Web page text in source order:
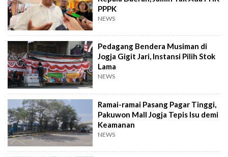
PPPK
NEWS
Pedagang Bendera Musiman di
Jogja Gigit Jari, Instansi Pilih Stok
Lama
NEWS
Ramai-ramai Pasang Pagar Tinggi,
Pakuwon Mall Jogja Tepis Isu demi
Keamanan
NEWS